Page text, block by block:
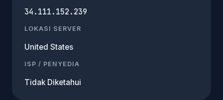
34.111.152.239
LOKASI SERVER
United States
ISP / PENYEDIA
Tidak Diketahui